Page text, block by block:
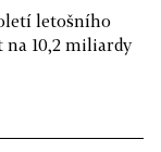
letošního
na 10,2 miliardy